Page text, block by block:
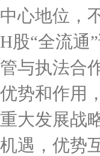
中心地位，
H股“全流通
管与执法合
优势和作用
重大发展战
机遇，优势